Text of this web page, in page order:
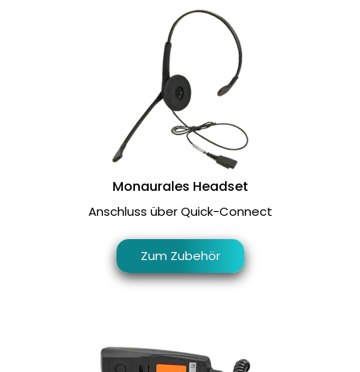
Monaurales Headset
Anschluss über Quick-Connect
Zum Zubehör